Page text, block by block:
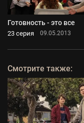
Готовность - это все
23 серия 09.05.2013
Смотрите также: